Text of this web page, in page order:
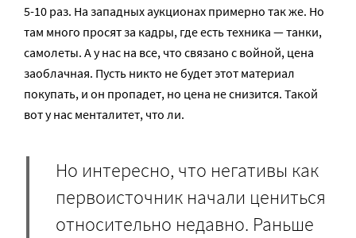
5-10 раз. На западных аукционах примерно так же. Но
там много просят за кадры, где есть техника — танки,
самолеты. А у нас на все, что связано с войной, цена
заоблачная. Пусть никто не будет этот материал
покупать, и он пропадет, но цена не снизится. Такой
вот у нас менталитет, что ли.
Но интересно, что негативы как
первоисточник начали цениться
относительно недавно. Раньше